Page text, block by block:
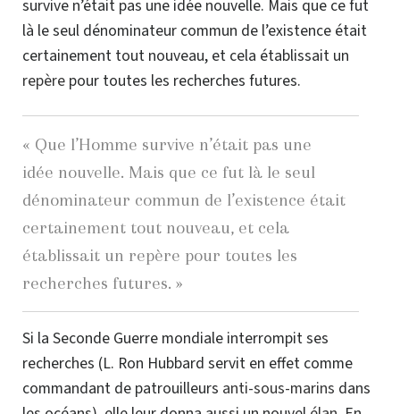
survive n’était pas une idée nouvelle. Mais que ce fut
là le seul dénominateur commun de l’existence était
certainement tout nouveau, et cela établissait un
repère pour toutes les recherches futures.
« Que l’Homme survive n’était pas une
idée nouvelle. Mais que ce fut là le seul
dénominateur commun de l’existence était
certainement tout nouveau, et cela
établissait un repère pour toutes les
recherches futures. »
Si la Seconde Guerre mondiale interrompit ses
recherches (L. Ron Hubbard servit en effet comme
commandant de patrouilleurs anti-sous-marins dans